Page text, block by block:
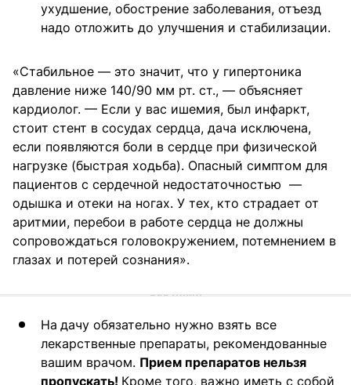
ухудшение, обострение заболевания, отъезд
надо отложить до улучшения и стабилизации.
«Стабильное — это значит, что у гипертоника
давление ниже 140/90 мм рт. ст., — объясняет
кардиолог. — Если у вас ишемия, был инфаркт,
стоит стент в сосудах сердца, дача исключена,
если появляются боли в сердце при физической
нагрузке (быстрая ходьба). Опасный симптом для
пациентов с сердечной недостаточностью —
одышка и отеки на ногах. У тех, кто страдает от
аритмии, перебои в работе сердца не должны
сопровождаться головокружением, потемнением в
глазах и потерей сознания».
На дачу обязательно нужно взять все
лекарственные препараты, рекомендованные
вашим врачом. Прием препаратов нельзя
пропускать! Кроме того, важно иметь с собой